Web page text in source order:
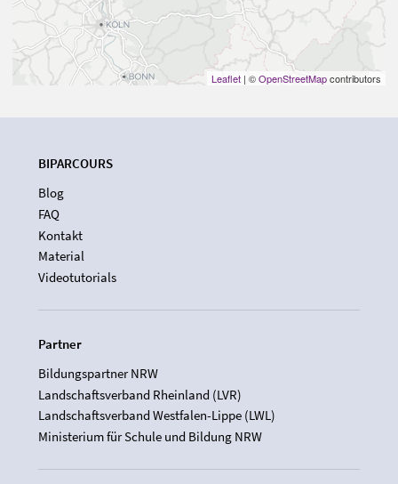
Leaflet | ©OpenStreetMapcontributors
BIPARCOURS
Blog
FAQ
Kontakt
Material
Videotutorials
Partner
Bildungspartner NRW
Landschaftsverband Rheinland (LVR)
Landschaftsverband Westfalen-Lippe (LWL)
Ministerium für Schule und Bildung NRW